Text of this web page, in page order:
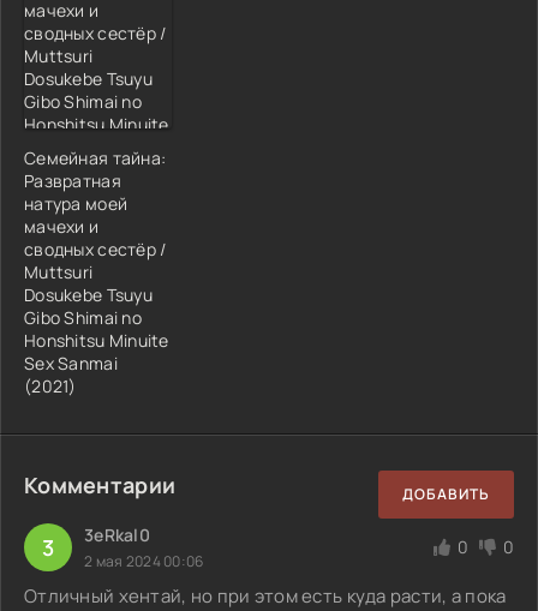
Семейная тайна:
Развратная
натура моей
мачехи и
сводных сестёр /
Muttsuri
Dosukebe Tsuyu
Gibo Shimai no
Honshitsu Minuite
Sex Sanmai
(2021)
Комментарии ДОБАВИТЬ
3 3eRkal0
2 мая 2024 00:06
0 0
Отличный хентай, но при этом есть куда расти, а пока